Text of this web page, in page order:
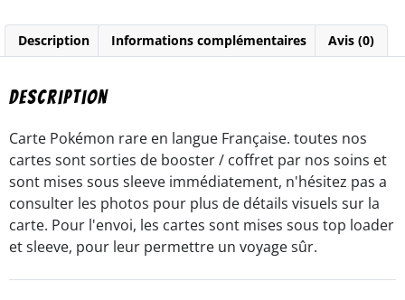
-
Deck
Académie
Combat
Description Informations complémentaires Avis (0)
Description
Carte Pokémon rare en langue Française. toutes nos
cartes sont sorties de booster / coffret par nos soins et
sont mises sous sleeve immédiatement, n'hésitez pas a
consulter les photos pour plus de détails visuels sur la
carte. Pour l'envoi, les cartes sont mises sous top loader
et sleeve, pour leur permettre un voyage sûr.